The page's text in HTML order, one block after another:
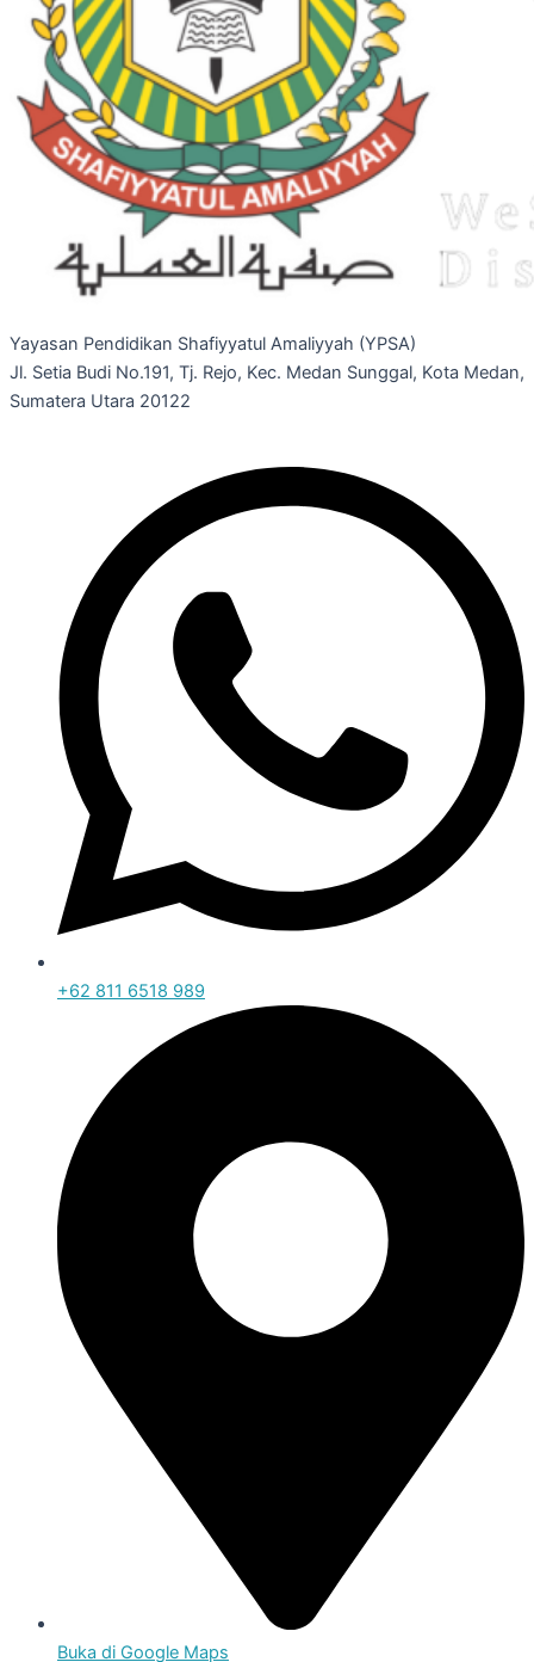
Yayasan Pendidikan Shafiyyatul Amaliyyah (YPSA)
Jl. Setia Budi No.191, Tj. Rejo, Kec. Medan Sunggal, Kota Medan,
Sumatera Utara 20122
+62 811 6518 989
Buka di Google Maps